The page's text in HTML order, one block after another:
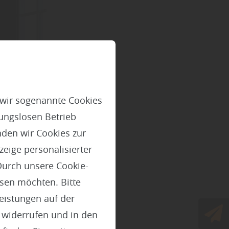
sogenannte Cookies
Betrieb
wir Cookies zur
personalisierter
unsere Cookie-
möchten. Bitte
auf der
und in den